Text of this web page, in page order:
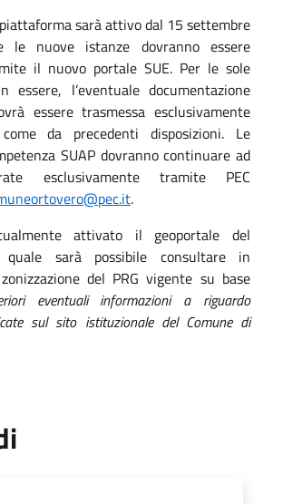
sarà attivo dal 15 settembre
nuove istanze dovranno essere
il nuovo portale SUE. Per le sole
essere, l’eventuale documentazione
essere trasmessa esclusivamente
da precedenti disposizioni. Le
SUAP dovranno continuare ad
esclusivamente tramite PEC
.
attivato il geoportale del
quale sarà possibile consultare in
del PRG vigente su base
eventuali informazioni a riguardo
sul sito istituzionale del Comune di